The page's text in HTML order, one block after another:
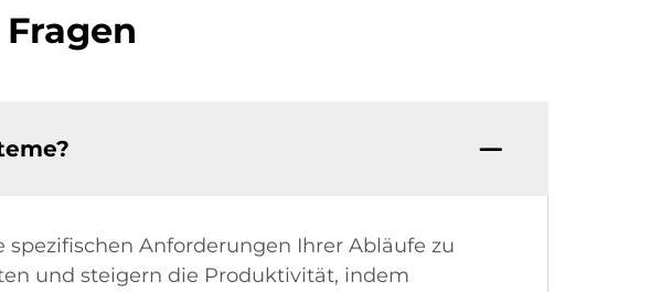
Anforderungen Ihrer Abläufe zu
und steigern die Produktivität, indem